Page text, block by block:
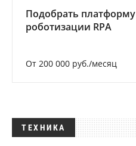
Подобрать платформу
роботизации RPA
От 200 000 руб./месяц
ТЕХНИКА